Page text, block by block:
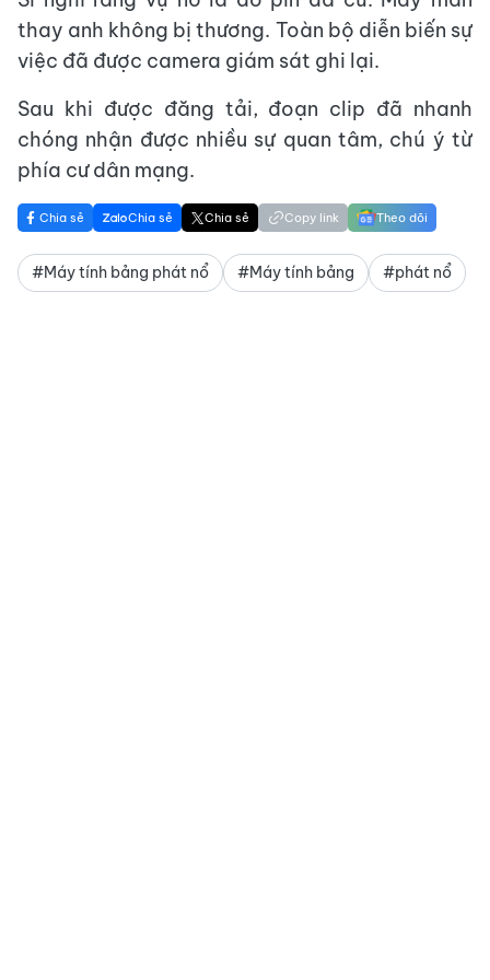
thay anh không bị thương. Toàn bộ diễn biến sự
việc đã được camera giám sát ghi lại.
Sau khi được đăng tải, đoạn clip đã nhanh
chóng nhận được nhiều sự quan tâm, chú ý từ
phía cư dân mạng.
Chia sẻ Chia sẻ Chia sẻ Copy link Theo dõi
#Máy tính bảng phát nổ #Máy tính bảng #phát nổ